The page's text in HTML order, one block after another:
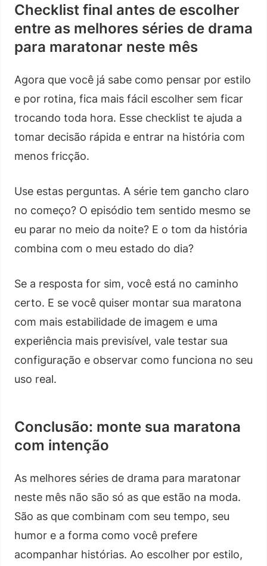
Checklist final antes de escolher
entre as melhores séries de drama
para maratonar neste mês
Agora que você já sabe como pensar por estilo
e por rotina, fica mais fácil escolher sem ficar
trocando toda hora. Esse checklist te ajuda a
tomar decisão rápida e entrar na história com
menos fricção.
Use estas perguntas. A série tem gancho claro
no começo? O episódio tem sentido mesmo se
eu parar no meio da noite? E o tom da história
combina com o meu estado do dia?
Se a resposta for sim, você está no caminho
certo. E se você quiser montar sua maratona
com mais estabilidade de imagem e uma
experiência mais previsível, vale testar sua
configuração e observar como funciona no seu
uso real.
Conclusão: monte sua maratona
com intenção
As melhores séries de drama para maratonar
neste mês não são só as que estão na moda.
São as que combinam com seu tempo, seu
humor e a forma como você prefere
acompanhar histórias. Ao escolher por estilo,